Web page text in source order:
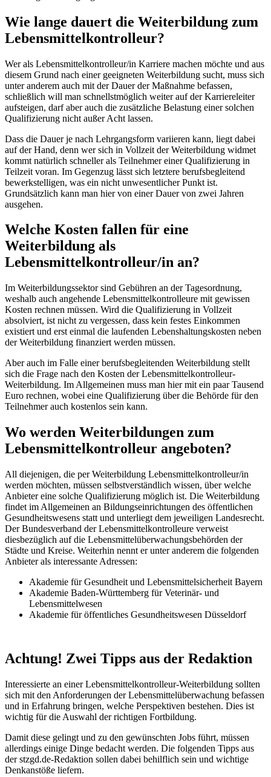
Wie lange dauert die Weiterbildung zum
Lebensmittelkontrolleur?
Wer als Lebensmittelkontrolleur/in Karriere machen möchte und aus
diesem Grund nach einer geeigneten Weiterbildung sucht, muss sich
unter anderem auch mit der Dauer der Maßnahme befassen,
schließlich will man schnellstmöglich weiter auf der Karriereleiter
aufsteigen, darf aber auch die zusätzliche Belastung einer solchen
Qualifizierung nicht außer Acht lassen.
Dass die Dauer je nach Lehrgangsform variieren kann, liegt dabei
auf der Hand, denn wer sich in Vollzeit der Weiterbildung widmet
kommt natürlich schneller als Teilnehmer einer Qualifizierung in
Teilzeit voran. Im Gegenzug lässt sich letztere berufsbegleitend
bewerkstelligen, was ein nicht unwesentlicher Punkt ist.
Grundsätzlich kann man hier von einer Dauer von zwei Jahren
ausgehen.
Welche Kosten fallen für eine
Weiterbildung als
Lebensmittelkontrolleur/in an?
Im Weiterbildungssektor sind Gebühren an der Tagesordnung,
weshalb auch angehende Lebensmittelkontrolleure mit gewissen
Kosten rechnen müssen. Wird die Qualifizierung in Vollzeit
absolviert, ist nicht zu vergessen, dass kein festes Einkommen
existiert und erst einmal die laufenden Lebenshaltungskosten neben
der Weiterbildung finanziert werden müssen.
Aber auch im Falle einer berufsbegleitenden Weiterbildung stellt
sich die Frage nach den Kosten der Lebensmittelkontrolleur-
Weiterbildung. Im Allgemeinen muss man hier mit ein paar Tausend
Euro rechnen, wobei eine Qualifizierung über die Behörde für den
Teilnehmer auch kostenlos sein kann.
Wo werden Weiterbildungen zum
Lebensmittelkontrolleur angeboten?
All diejenigen, die per Weiterbildung Lebensmittelkontrolleur/in
werden möchten, müssen selbstverständlich wissen, über welche
Anbieter eine solche Qualifizierung möglich ist. Die Weiterbildung
findet im Allgemeinen an Bildungseinrichtungen des öffentlichen
Gesundheitswesens statt und unterliegt dem jeweiligen Landesrecht.
Der Bundesverband der Lebensmittelkontrolleure verweist
diesbezüglich auf die Lebensmittelüberwachungsbehörden der
Städte und Kreise. Weiterhin nennt er unter anderem die folgenden
Anbieter als interessante Adressen:
Akademie für Gesundheit und Lebensmittelsicherheit Bayern
Akademie Baden-Württemberg für Veterinär- und
Lebensmittelwesen
Akademie für öffentliches Gesundheitswesen Düsseldorf
Achtung! Zwei Tipps aus der Redaktion
Interessierte an einer Lebensmittelkontrolleur-Weiterbildung sollten
sich mit den Anforderungen der Lebensmittelüberwachung befassen
und in Erfahrung bringen, welche Perspektiven bestehen. Dies ist
wichtig für die Auswahl der richtigen Fortbildung.
Damit diese gelingt und zu den gewünschten Jobs führt, müssen
allerdings einige Dinge bedacht werden. Die folgenden Tipps aus
der stzgd.de-Redaktion sollen dabei behilflich sein und wichtige
Denkanstöße liefern.